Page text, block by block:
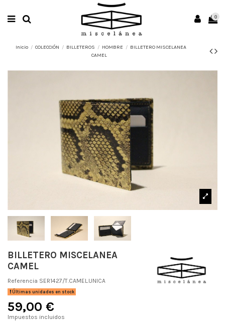
0
Inicio COLECCIÓN BILLETEROS HOMBRE
BILLETERO MISCELANEA
CAMEL
BILLETERO MISCELANEA
CAMEL
Referencia SER1427/T.CAMEL.UNICA
Últimas unidades en stock
59,00 €
Impuestos incluidos